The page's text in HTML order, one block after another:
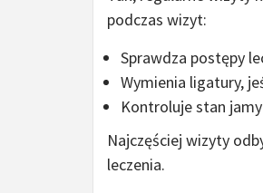
podczas wizyt:
Sprawdza postępy
Wymienia ligatury,
Kontroluje stan
Najczęściej wizyty
leczenia.